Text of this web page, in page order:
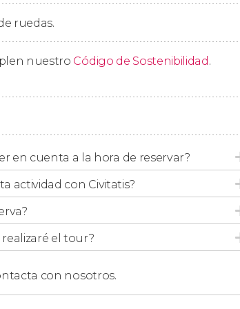
cuál de los puntos de encuentro anteriores
todos los datos de los pasajeros
ruedas.
nuestro Código de Sostenibilidad .
en cuenta a la hora de reservar?
actividad con Civitatis?
el tour?
con nosotros.